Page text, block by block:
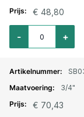
€ 48,80
Aantal voor
+
-
3/4"
€ 70,43